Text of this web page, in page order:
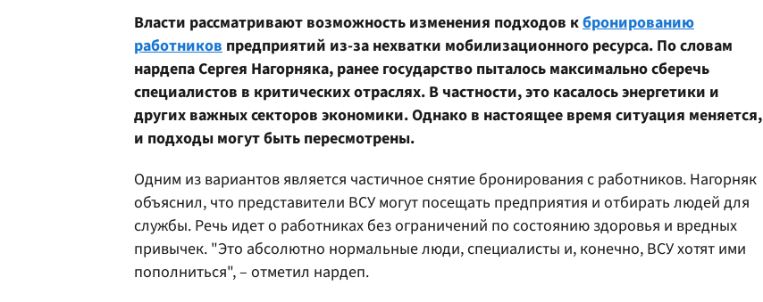
Власти рассматривают возможность изменения подходов кбронированию
работников предприятий из-за нехватки мобилизационного ресурса. По словам
нардепа Сергея Нагорняка, ранее государство пыталось максимально сберечь
специалистов в критических отраслях. В частности, это касалось энергетики и
других важных секторов экономики. Однако в настоящее время ситуация меняется,
и подходы могут быть пересмотрены.
Одним из вариантов является частичное снятие бронирования с работников. Нагорняк
объяснил, что представители ВСУ могут посещать предприятия и отбирать людей для
службы. Речь идет о работниках без ограничений по состоянию здоровья и вредных
привычек. "Это абсолютно нормальные люди, специалисты и, конечно, ВСУ хотят ими
пополниться", – отметил нардеп.